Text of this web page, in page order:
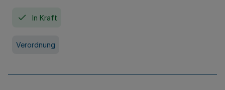
In Kraft
Verordnung